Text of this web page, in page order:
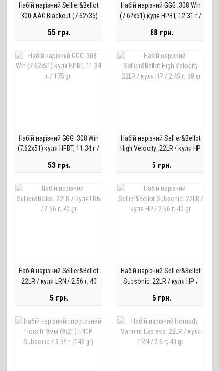
Набій нарізний Sellier&Bellot
.300 AAC Blackout (7.62x35)
55 грн.
Набій нарізний GGG .308 Win
(7.62х51) куля HPBT, 12.31 г /
88 грн.
Набій нарізний GGG .308 Win
(7.62х51) куля HPBT, 11.34 г /
53 грн.
Набій нарізний Sellier&Bellot
High Velocity .22LR / куля HP
5 грн.
Набій нарізний Sellier&Bellot
.22LR / куля LRN / 2.56 г, 40
5 грн.
Набій нарізний Sellier&Bellot
Subsonic .22LR / куля HP /
6 грн.